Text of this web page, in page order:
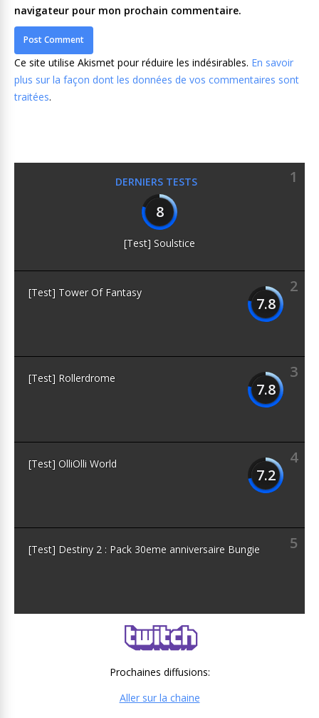
navigateur pour mon prochain commentaire.
Ce site utilise Akismet pour réduire les indésirables. En savoir
plus sur la façon dont les données de vos commentaires sont
traitées.
DERNIERS TESTS
1
8
[Test] Soulstice
2
7.8
[Test] Tower Of Fantasy
3
7.8
[Test] Rollerdrome
4
7.2
[Test] OlliOlli World
5
[Test] Destiny 2 : Pack 30eme anniversaire Bungie
Prochaines diffusions:
Aller sur la chaine